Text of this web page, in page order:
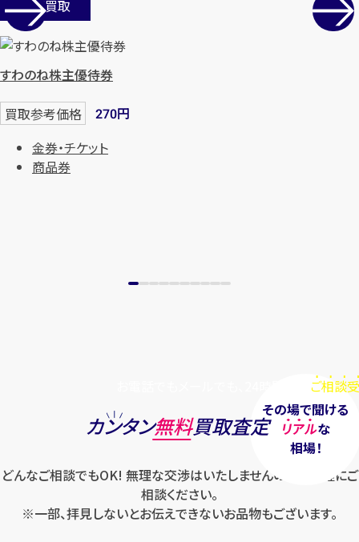
店舗買取
すわのね株主優待券
買取参考価格 270円
金券・チケット
商品券
ご相談
その場で聞ける
リアルな
相場！
カンタン無料買取査定
どんなご相談でもOK! 無理な交渉はいたしませんのでお気軽にご
相談ください。
※一部、拝見しないとお伝えできないお品物もございます。